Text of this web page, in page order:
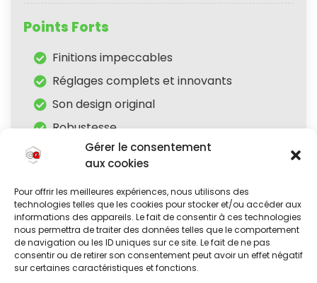
Gérer le consentement
aux cookies
Pour offrir les meilleures expériences, nous utilisons des
technologies telles que les cookies pour stocker et/ou accéder aux
informations des appareils. Le fait de consentir à ces technologies
nous permettra de traiter des données telles que le comportement
de navigation ou les ID uniques sur ce site. Le fait de ne pas
consentir ou de retirer son consentement peut avoir un effet négatif
sur certaines caractéristiques et fonctions.
Points Forts
Finitions impeccables
Réglages complets et innovants
Son design original
Robustesse
Points Faibles
Une chaise imposante